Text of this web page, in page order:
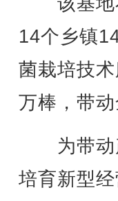
14个乡镇
菌栽培技
万棒，带
为带动
培育新型